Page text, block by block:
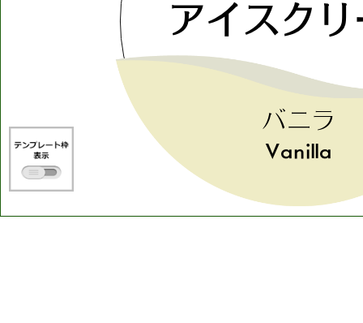
アイスクリ
バニラ
Vanilla